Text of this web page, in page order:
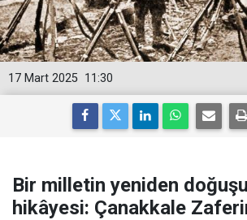
11:30
17 Mart 2025
Bir milletin yeniden
hikâyesi: Çanakkale